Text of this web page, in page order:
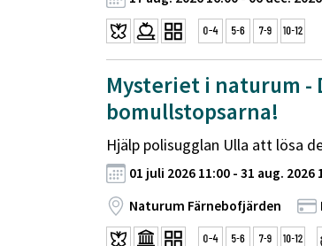
Mysteriet i naturum -
bomullstopsarna!
Hjälp polisugglan Ulla att lösa
01 juli 2026 11:00 - 31 aug. 2026
Naturum Färnebofjärden